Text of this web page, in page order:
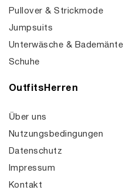
Pullover & Strickmode
Jumpsuits
Unterwäsche & Bademäntel
Schuhe
OutfitsHerren
Über uns
Nutzungsbedingungen
Datenschutz
Impressum
Kontakt